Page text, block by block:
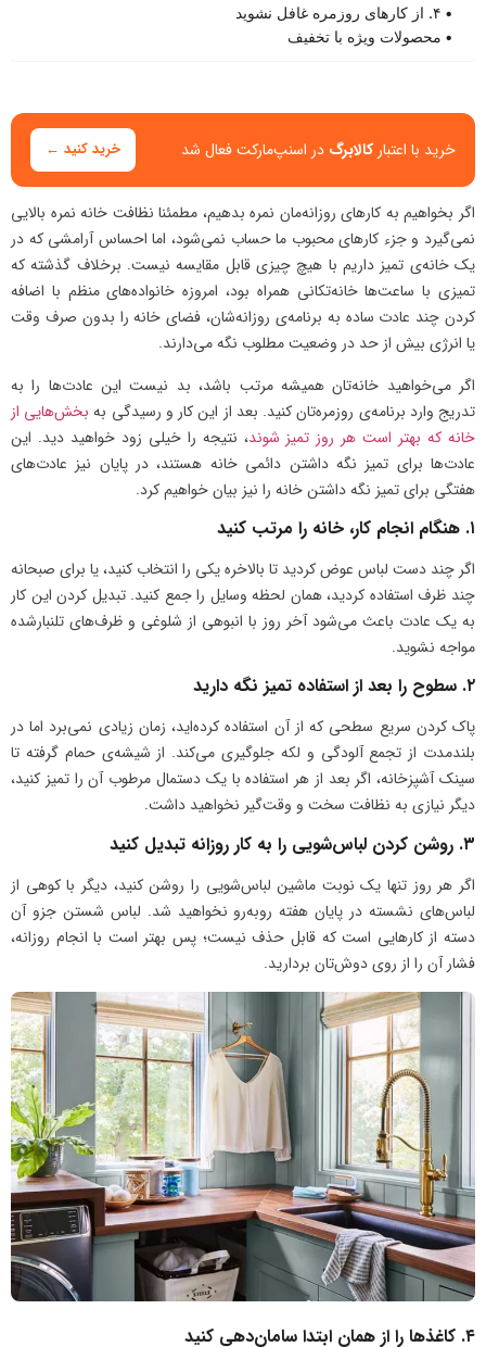
۴. از کارهای روزمره غافل نشوید
محصولات ویژه با تخفیف
خرید با اعتبارکالابرگ در اسنپ‌مارکت فعال شد خرید کنید ←
اگر بخواهیم به کارهای روزانه‌مان نمره بدهیم، مطمئنا نظافت خانه نمره بالایی
نمی‌گیرد و جزء کارهای محبوب ما حساب نمی‌شود، اما احساس آرامشی که در
یک خانه‌ی تمیز داریم با هیچ چیزی قابل مقایسه نیست. برخلاف گذشته که
تمیزی با ساعت‌ها خانه‌تکانی همراه بود، امروزه خانواده‌های منظم با اضافه
کردن چند عادت ساده به برنامه‌ی روزانه‌شان، فضای خانه را بدون صرف وقت
یا انرژی بیش از حد در وضعیت مطلوب نگه می‌دارند.
اگر می‌خواهید خانه‌تان همیشه مرتب باشد، بد نیست این عادت‌ها را به
تدریج وارد برنامه‌ی روزمره‌تان کنید. بعد از این کار و رسیدگی به بخش‌هایی از
خانه که بهتر است هر روز تمیز شوند، نتیجه را خیلی زود خواهید دید. این
عادت‌ها برای تمیز نگه داشتن دائمی خانه هستند، در پایان نیز عادت‌های
هفتگی برای تمیز نگه داشتن خانه را نیز بیان خواهیم کرد.
۱. هنگام انجام کار، خانه را مرتب کنید
اگر چند دست لباس عوض کردید تا بالاخره یکی را انتخاب کنید، یا برای صبحانه
چند ظرف استفاده کردید، همان لحظه وسایل را جمع کنید. تبدیل کردن این کار
به یک عادت باعث می‌شود آخر روز با انبوهی از شلوغی و ظرف‌های تلنبارشده
مواجه نشوید.
۲. سطوح را بعد از استفاده تمیز نگه دارید
پاک کردن سریع سطحی که از آن استفاده کرده‌اید، زمان زیادی نمی‌برد اما در
بلندمدت از تجمع آلودگی و لکه جلوگیری می‌کند. از شیشه‌ی حمام گرفته تا
سینک آشپزخانه، اگر بعد از هر استفاده با یک دستمال مرطوب آن را تمیز کنید،
دیگر نیازی به نظافت سخت و وقت‌گیر نخواهید داشت.
۳. روشن کردن لباس‌شویی را به کار روزانه تبدیل کنید
اگر هر روز تنها یک نوبت ماشین لباس‌شویی را روشن کنید، دیگر با کوهی از
لباس‌های نشسته در پایان هفته روبه‌رو نخواهید شد. لباس شستن جزو آن
دسته از کارهایی است که قابل حذف نیست؛ پس بهتر است با انجام روزانه،
فشار آن را از روی دوش‌تان بردارید.
۴. کاغذها را از همان ابتدا سامان‌دهی کنید